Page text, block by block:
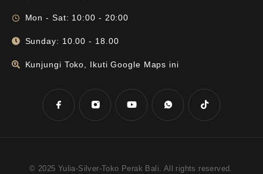
Mon - Sat: 10:00 - 20:00
Sunday: 10.00 - 18.00
Kunjungi Toko, Ikuti Google Maps ini
© 2025 Yulia-Silver-Toko Perak Bali. All rights reserved.